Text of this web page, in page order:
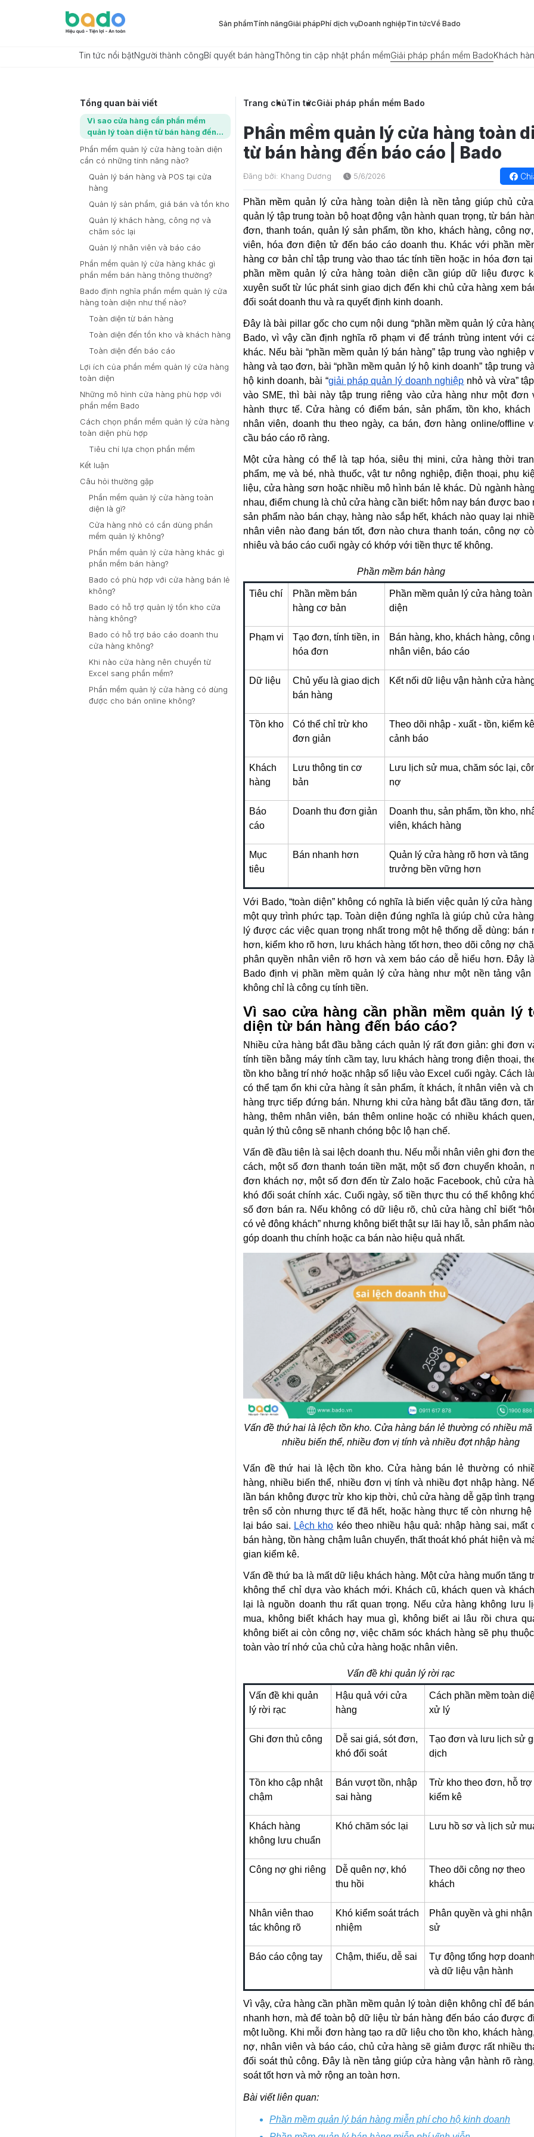
Sản phẩmTính năngGiải phápPhí dịch vụDoanh nghiệpTin tứcVề Bado
Tin tức nổi bậtNgười thành côngBí quyết bán hàngThông tin cập nhật phần mềmGiải pháp phần mềm BadoKhách
Tổng quan bài viết
Vì sao cửa hàng cần phần mềm
quản lý toàn diện từ bán hàng đến
báo cáo?
Phần mềm quản lý cửa hàng toàn diện
cần có những tính năng nào?
Quản lý bán hàng và POS tại cửa
hàng
Quản lý sản phẩm, giá bán và tồn kho
Quản lý khách hàng, công nợ và
chăm sóc lại
Quản lý nhân viên và báo cáo
Phần mềm quản lý cửa hàng khác gì
phần mềm bán hàng thông thường?
Bado định nghĩa phần mềm quản lý cửa
hàng toàn diện như thế nào?
Toàn diện từ bán hàng
Toàn diện đến tồn kho và khách hàng
Toàn diện đến báo cáo
Lợi ích của phần mềm quản lý cửa hàng
toàn diện
Những mô hình cửa hàng phù hợp với
phần mềm Bado
Cách chọn phần mềm quản lý cửa hàng
toàn diện phù hợp
Tiêu chí lựa chọn phần mềm
Kết luận
Câu hỏi thường gặp
Phần mềm quản lý cửa hàng toàn
diện là gì?
Cửa hàng nhỏ có cần dùng phần
mềm quản lý không?
Phần mềm quản lý cửa hàng khác gì
phần mềm bán hàng?
Bado có phù hợp với cửa hàng bán lẻ
không?
Bado có hỗ trợ quản lý tồn kho cửa
hàng không?
Bado có hỗ trợ báo cáo doanh thu
cửa hàng không?
Khi nào cửa hàng nên chuyển từ
Excel sang phần mềm?
Phần mềm quản lý cửa hàng có dùng
được cho bán online không?
Trang chủTin tứcGiải pháp phần mềm Bado
Phần mềm quản lý cửa hàng toàn
từ bán hàng đến báo cáo | Bado
Đăng bởi: Khang Dương 5/6/2026
Phần mềm quản lý cửa hàng toàn diện là nền tảng giúp chủ
quản lý tập trung toàn bộ hoạt động vận hành quan trọng, từ bán
đơn, thanh toán, quản lý sản phẩm, tồn kho, khách hàng, công
viên, hóa đơn điện tử đến báo cáo doanh thu. Khác với phần
hàng cơ bản chỉ tập trung vào thao tác tính tiền hoặc in hóa đơn tại
phần mềm quản lý cửa hàng toàn diện cần giúp dữ liệu được
xuyên suốt từ lúc phát sinh giao dịch đến khi chủ cửa hàng xem
đối soát doanh thu và ra quyết định kinh doanh.
Đây là bài pillar gốc cho cụm nội dung “phần mềm quản lý cửa
Bado, vì vậy cần định nghĩa rõ phạm vi để tránh trùng intent với
khác. Nếu bài “phần mềm quản lý bán hàng” tập trung vào nghiệp
hàng và tạo đơn, bài “phần mềm quản lý hộ kinh doanh” tập trung
hộ kinh doanh, bài “giải pháp quản lý doanh nghiệp nhỏ và vừa”
vào SME, thì bài này tập trung riêng vào cửa hàng như một đơn
hành thực tế. Cửa hàng có điểm bán, sản phẩm, tồn kho, khách
nhân viên, doanh thu theo ngày, ca bán, đơn hàng online/offline
cầu báo cáo rõ ràng.
Một cửa hàng có thể là tạp hóa, siêu thị mini, cửa hàng thời
phẩm, mẹ và bé, nhà thuốc, vật tư nông nghiệp, điện thoại, phụ
liệu, cửa hàng sơn hoặc nhiều mô hình bán lẻ khác. Dù ngành
nhau, điểm chung là chủ cửa hàng cần biết: hôm nay bán được bao
sản phẩm nào bán chạy, hàng nào sắp hết, khách nào quay lại
nhân viên nào đang bán tốt, đơn nào chưa thanh toán, công nợ
nhiêu và báo cáo cuối ngày có khớp với tiền thực tế không.
Phần mềm bán hàng
Tiêu chí
Phần mềm bán
hàng cơ bản
Phần mềm quản lý cửa hàng toàn
diện
Phạm vi
Tạo đơn, tính tiền, in
hóa đơn
Bán hàng, kho, khách hàng, công
nhân viên, báo cáo
Dữ liệu
Chủ yếu là giao dịch
bán hàng
Kết nối dữ liệu vận hành cửa
Tồn kho
Có thể chỉ trừ kho
đơn giản
Theo dõi nhập - xuất - tồn, kiểm
cảnh báo
Khách
hàng
Lưu thông tin cơ
bản
Lưu lịch sử mua, chăm sóc lại,
nợ
Báo
cáo
Doanh thu đơn giản
Doanh thu, sản phẩm, tồn kho,
viên, khách hàng
Mục
tiêu
Bán nhanh hơn
Quản lý cửa hàng rõ hơn và tăng
trưởng bền vững hơn
Với Bado, “toàn diện” không có nghĩa là biến việc quản lý cửa hàng
một quy trình phức tạp. Toàn diện đúng nghĩa là giúp chủ cửa
lý được các việc quan trọng nhất trong một hệ thống dễ dùng: bán
hơn, kiểm kho rõ hơn, lưu khách hàng tốt hơn, theo dõi công nợ
phân quyền nhân viên rõ hơn và xem báo cáo dễ hiểu hơn. Đây
Bado định vị phần mềm quản lý cửa hàng như một nền tảng vận
không chỉ là công cụ tính tiền.
Vì sao cửa hàng cần phần mềm quản lý
diện từ bán hàng đến báo cáo?
Nhiều cửa hàng bắt đầu bằng cách quản lý rất đơn giản: ghi đơn
tính tiền bằng máy tính cầm tay, lưu khách hàng trong điện thoại,
tồn kho bằng trí nhớ hoặc nhập số liệu vào Excel cuối ngày. Cách
có thể tạm ổn khi cửa hàng ít sản phẩm, ít khách, ít nhân viên và
hàng trực tiếp đứng bán. Nhưng khi cửa hàng bắt đầu tăng đơn,
hàng, thêm nhân viên, bán thêm online hoặc có nhiều khách
quản lý thủ công sẽ nhanh chóng bộc lộ hạn chế.
Vấn đề đầu tiên là sai lệch doanh thu. Nếu mỗi nhân viên ghi đơn
cách, một số đơn thanh toán tiền mặt, một số đơn chuyển khoản,
đơn khách nợ, một số đơn đến từ Zalo hoặc Facebook, chủ cửa
khó đối soát chính xác. Cuối ngày, số tiền thực thu có thể không
số đơn bán ra. Nếu không có dữ liệu rõ, chủ cửa hàng chỉ biết
có vẻ đông khách” nhưng không biết thật sự lãi hay lỗ, sản phẩm
góp doanh thu chính hoặc ca bán nào hiệu quả nhất.
Vấn đề thứ hai là lệch tồn kho. Cửa hàng bán lẻ thường có nhiều mã
nhiều biến thể, nhiều đơn vị tính và nhiều đợt nhập hàng
Vấn đề thứ hai là lệch tồn kho. Cửa hàng bán lẻ thường có
hàng, nhiều biến thể, nhiều đơn vị tính và nhiều đợt nhập hàng.
lần bán không được trừ kho kịp thời, chủ cửa hàng dễ gặp tình
trên sổ còn nhưng thực tế đã hết, hoặc hàng thực tế còn nhưng hệ
lại báo sai. Lệch kho kéo theo nhiều hậu quả: nhập hàng sai, mất
bán hàng, tồn hàng chậm luân chuyển, thất thoát khó phát hiện và
gian kiểm kê.
Vấn đề thứ ba là mất dữ liệu khách hàng. Một cửa hàng muốn tăng
không thể chỉ dựa vào khách mới. Khách cũ, khách quen và
lại là nguồn doanh thu rất quan trọng. Nếu cửa hàng không lưu
mua, không biết khách hay mua gì, không biết ai lâu rồi chưa
không biết ai còn công nợ, việc chăm sóc khách hàng sẽ phụ
toàn vào trí nhớ của chủ cửa hàng hoặc nhân viên.
Vấn đề khi quản lý rời rạc
Vấn đề khi quản
lý rời rạc
Hậu quả với cửa
hàng
Cách phần mềm toàn
xử lý
Ghi đơn thủ công
Dễ sai giá, sót đơn,
khó đối soát
Tạo đơn và lưu lịch sử
dịch
Tồn kho cập nhật
chậm
Bán vượt tồn, nhập
sai hàng
Trừ kho theo đơn, hỗ trợ
kiểm kê
Khách hàng
không lưu chuẩn
Khó chăm sóc lại Lưu hồ sơ và lịch sử
Công nợ ghi riêng
Dễ quên nợ, khó
thu hồi
Theo dõi công nợ theo
khách
Nhân viên thao
tác không rõ
Khó kiểm soát trách
nhiệm
Phân quyền và ghi nhận
sử
Báo cáo cộng tay Chậm, thiếu, dễ sai
Tự động tổng hợp
và dữ liệu vận hành
Vì vậy, cửa hàng cần phần mềm quản lý toàn diện không chỉ để
nhanh hơn, mà để toàn bộ dữ liệu từ bán hàng đến báo cáo được
một luồng. Khi mỗi đơn hàng tạo ra dữ liệu cho tồn kho, khách
nợ, nhân viên và báo cáo, chủ cửa hàng sẽ giảm được rất nhiều
đối soát thủ công. Đây là nền tảng giúp cửa hàng vận hành rõ
soát tốt hơn và mở rộng an toàn hơn.
Bài viết liên quan:
Phần mềm quản lý bán hàng miễn phí cho hộ kinh doanh